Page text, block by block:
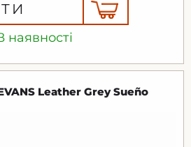
наявності
Leather Grey Sueño